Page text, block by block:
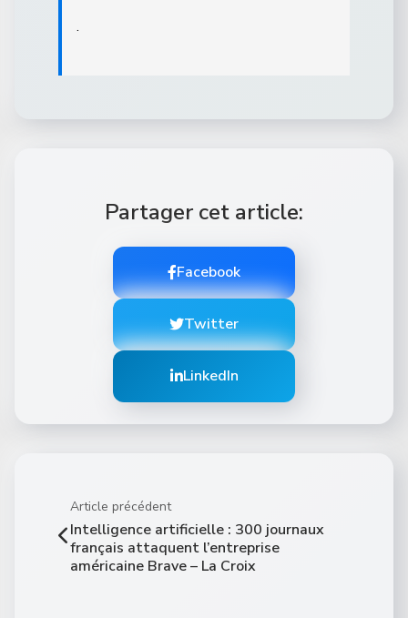
.
Partager cet article:
Facebook
Twitter
LinkedIn
Article précédent
Intelligence artificielle : 300 journaux
français attaquent l’entreprise
américaine Brave – La Croix